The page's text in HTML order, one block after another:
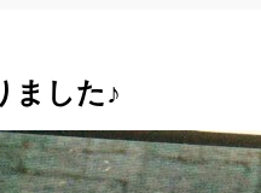
ました♪